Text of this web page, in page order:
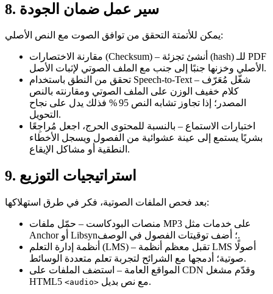
8. سير عمل ضمان الجودة
يمكن للأتمتة التحقق من توافق الصوت مع النص الأصلي:
مقارنة الاختصارات (Checksum) – أنشئ تجزئة (hash) للـ PDF
الأصلي وخزنها جنبًا إلى جنب مع الملف الصوتي لإثبات الأصل.
تحقق من النطق باستخدام Speech‑to‑Text– شغّل مُعَرّف
كلام خفيف الوزن على الملف الصوتي ومقارنته بالنص
المصدر؛ إذا تجاوز تشابه النص 95 % فذلك يدل على نجاح
التحويل.
اختبارات الاستماع – بالنسبة للمحتوى الحرج، اجعل مُراجِعًا
بشريًا يستمع إلى عينة عشوائية من الفصول ويسجل الأخطاء
النطقية أو مشاكل الإيقاع.
9. استراتيجيات التوزيع
بعد فحص الملفات الصوتية، فكر في طرق استهلاكها:
منصات البودكاست – حمّل ملفات MP3 على خدمات مثل
Anchor أو Libsyn؛ أضف توقيتات الفصول في الوصف.
أنظمة إدارة التعلم (LMS) – تقبل معظم أنظمة LMS أصولًا
صوتية؛ أدمجها مع الشرائح لتجربة تعلم متعددة الوسائط.
المواقع العامة – استضف الملفات على CDN وقدّم مشغل
HTML5 <audio> مع نص بديل.